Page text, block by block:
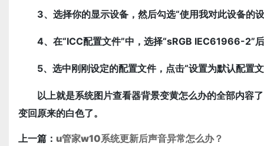
3、选择你的显示设备，然后勾选“使用我对此设备的设
4、在“ICC配置文件”中，选择“sRGB IEC61966-2”
5、选中刚刚设定的配置文件，点击“设置为默认配置
以上就是系统图片查看器背景变黄怎么办的全部内容
变回原来的白色了。
上一篇： u管家w10系统更新后声音异常怎么办？